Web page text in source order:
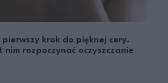
krok do pięknej cery.
nim rozpoczynać oczyszczanie